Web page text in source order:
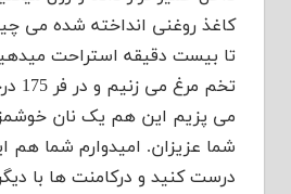
کاغذ روغنی انداخته شده می
تا بیست دقیقه استراحت
تخم
می پزیم این هم یک نان
شما عزیزان. امیدوارم شما هم
درست کنید و درکامنت ها با